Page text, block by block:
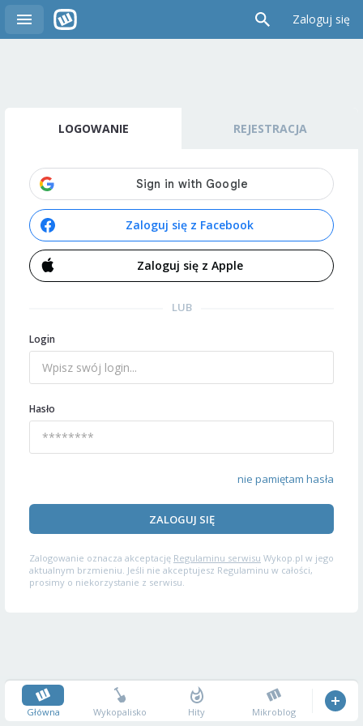
Zaloguj się
LOGOWANIE REJESTRACJA
Zaloguj się z Facebook
Zaloguj się z Apple
LUB
Login
Hasło
nie pamiętam hasła
ZALOGUJ SIĘ
Zalogowanie oznacza akceptację Regulaminu serwisu Wykop.pl w jego
aktualnym brzmieniu. Jeśli nie akceptujesz Regulaminu w całości,
prosimy o niekorzystanie z serwisu.
Główna Wykopalisko Hity Mikroblog